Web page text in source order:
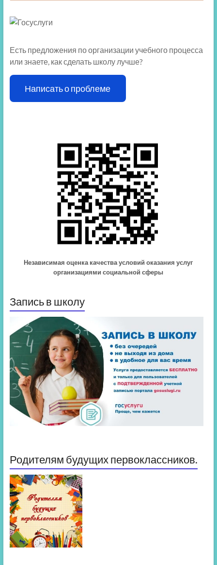
Есть предложения по организации учебного процесса
или знаете, как сделать школу лучше?
Написать о проблеме
Независимая оценка качества условий оказания услуг
организациями социальной сферы
Запись в школу
Родителям будущих первоклассников.